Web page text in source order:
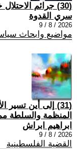
(30) جرائم الاحتلال خلال حرب الإبادة
سري القدوة
2026 / 8 / 9
مواضيع وابحاث
(31) إلى أين
المنظمة والسلطة
ابراهيم ابراش
2026 / 8 / 9
القضية الفلسطينية